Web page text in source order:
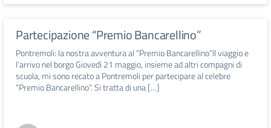
Partecipazione “Premio Bancarellino”
Pontremoli: la nostra avventura al “Premio Bancarellino”Il viaggio e
l’arrivo nel borgo Giovedì 21 maggio, insieme ad altri compagni di
scuola, mi sono recato a Pontremoli per partecipare al celebre
“Premio Bancarellino”. Si tratta di una […]